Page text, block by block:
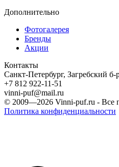
Дополнительно
Фотогалерея
Бренды
Акции
Контакты
Санкт-Петербург, Загребский
+7 812 922-11-51
vinni-puf@mail.ru
© 2009—2026 Vinni-puf.ru - Все
Политика конфиденциальности